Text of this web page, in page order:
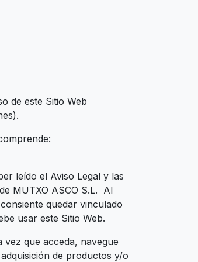
de este Sitio Web
leído el Aviso Legal y las
MUTXO ASCO S.L. Al
quedar vinculado
usar este Sitio Web.
vez que acceda, navegue
de productos y/o